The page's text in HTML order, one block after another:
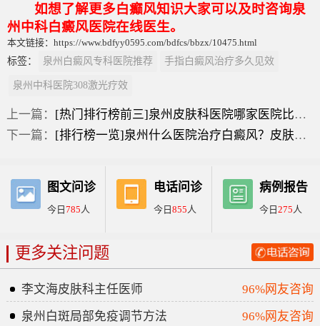
如想了解更多白癫风知识大家可以及时咨询泉
州中科白癜风医院在线医生。
本文链接：https://www.bdfyy0595.com/bdfcs/bbzx/10475.html
标签：
泉州白癜风专科医院推荐 手指白癜风治疗多久见效
泉州中科医院308激光疗效
上一篇： [热门排行榜前三]泉州皮肤科医院哪家医院比较好？治疗白癜风吃什么药见效快？
下一篇： [排行榜一览]泉州什么医院治疗白癜风？皮肤白斑是什么原因引起的？
图文问诊
今日785人
电话问诊
今日 855人
病例报告
今日275人
更多关注问题
李文海皮肤科主任医师
96%网友咨询
泉州白斑局部免疫调节方法
96%网友咨询